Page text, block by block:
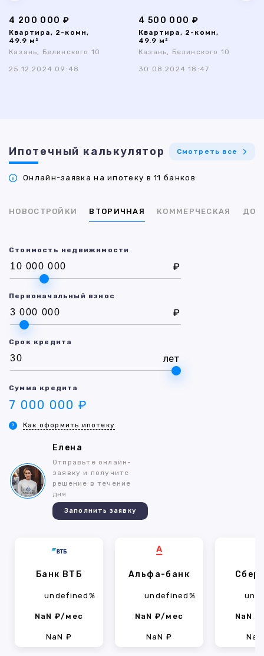
4 200 000 ₽
Квартира, 2-комн,
49.9 м²
Казань, Белинского 10
25.12.2024 09:48
4 500 000 ₽
Квартира, 2-комн,
49.9 м²
Казань, Белинского 10
30.08.2024 18:47
Ипотечный калькулятор Смотреть все
Онлайн-заявка на ипотеку в 11 банков
НОВОСТРОЙКИ ВТОРИЧНАЯ КОММЕРЧЕСКАЯ ДОМ
Стоимость недвижимости
₽
Первоначальный взнос
₽
Срок кредита
лет
Сумма кредита
7 000 000 ₽
Как оформить ипотеку
Елена
Отправьте онлайн-
заявку и получите
решение в течение
дня
Заполнить заявку
Банк ВТБ
undefined%
NaN ₽/мес
NaN ₽
Альфа-банк
undefined%
NaN ₽/мес
NaN ₽
NaN